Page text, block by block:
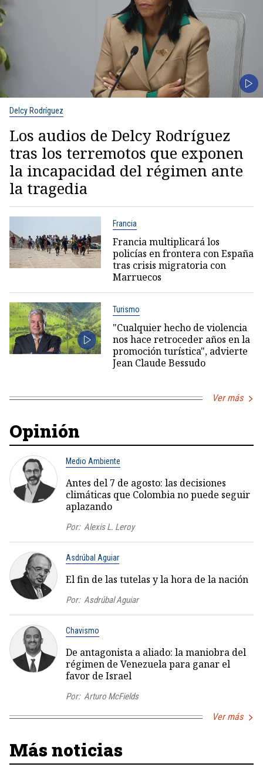
Delcy Rodríguez
Los audios de Delcy Rodríguez
tras los terremotos que exponen
la incapacidad del régimen ante
la tragedia
Francia
Francia multiplicará los
policías en frontera con España
tras crisis migratoria con
Marruecos
Turismo
"Cualquier hecho de violencia
nos hace retroceder años en la
promoción turística", advierte
Jean Claude Bessudo
Ver más
Opinión
Medio Ambiente
Antes del 7 de agosto: las decisiones
climáticas que Colombia no puede seguir
aplazando
Por: Alexis L. Leroy
Asdrúbal Aguiar
El fin de las tutelas y la hora de la nación
Por: Asdrúbal Aguiar
Chavismo
De antagonista a aliado: la maniobra del
régimen de Venezuela para ganar el
favor de Israel
Por: Arturo McFields
Ver más
Más noticias